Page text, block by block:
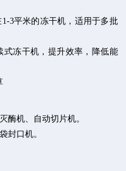
3平米的冻干机，适用于多批
冻干机，提升效率，降低能
酶机、自动切片机。
封口机。